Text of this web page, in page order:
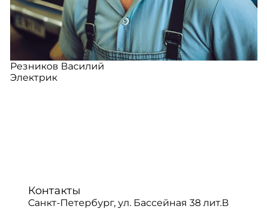
Резников Василий
Электрик
Контакты
Санкт-Петербург, ул. Бассейная 38 лит.В